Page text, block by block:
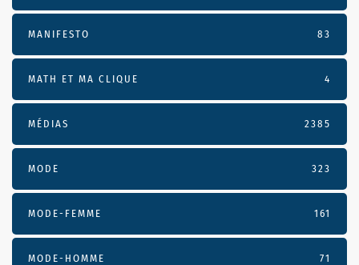
MANIFESTO 83
MATH ET MA CLIQUE 4
MÉDIAS 2385
MODE 323
MODE-FEMME 161
MODE-HOMME 71